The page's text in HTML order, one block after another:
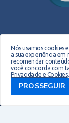
Nós usamos cookies
a sua experiência em
recomendar
você concorda com
Privacidade e Cookies.
PROSSEGUIR